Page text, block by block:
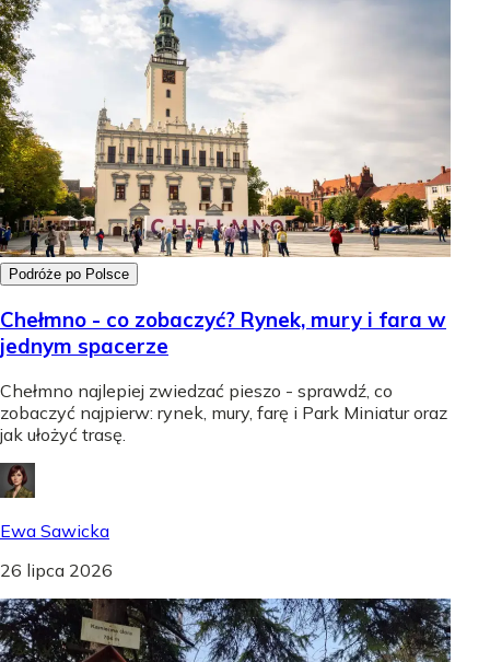
Podróże po Polsce
Chełmno - co zobaczyć? Rynek, mury i fara w
jednym spacerze
Chełmno najlepiej zwiedzać pieszo - sprawdź, co
zobaczyć najpierw: rynek, mury, farę i Park Miniatur oraz
jak ułożyć trasę.
Ewa Sawicka
26 lipca 2026